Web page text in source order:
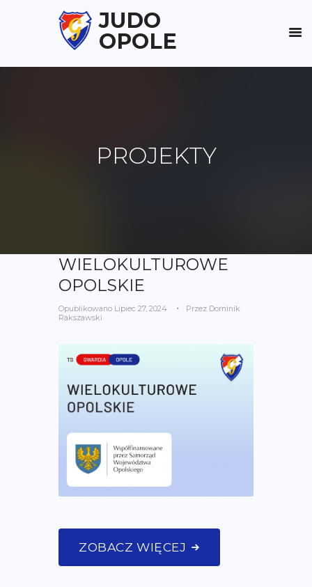
JUDO
OPOLE
PROJEKTY
WIELOKULTUROWE
OPOLSKIE
Opublikowano Lipiec 27, 2024 Przez Dominik
Rakszawski
ZOBACZ WIĘCEJ